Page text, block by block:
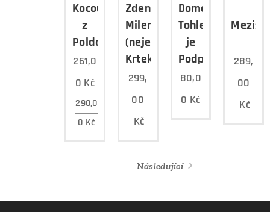
Kocouři
z
Poldovky
261,0
0 Kč
290,0
0 Kč
Zdeněk
Miler
(nejen)
Krtek
299,
00
Kč
Domalovánka
Tohle
je
Podprůhon
80,0
0 Kč
289,
00
Kč
Následující